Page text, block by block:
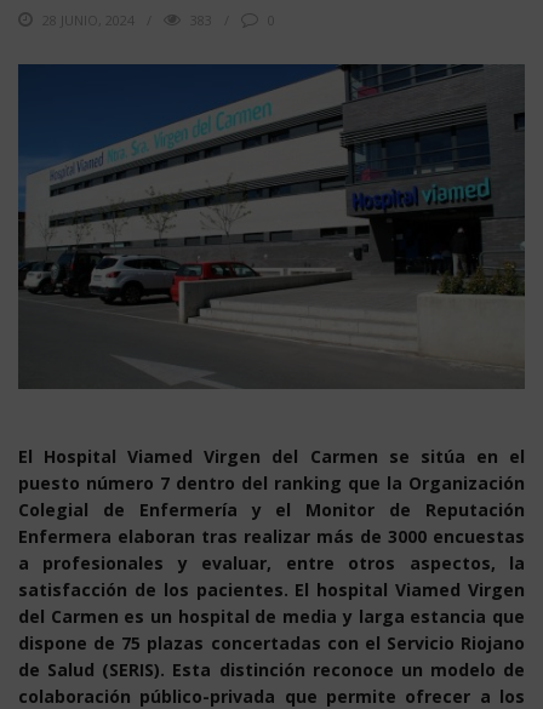
28 JUNIO, 2024
El Hospital Viamed Virgen del Carmen se sitúa en el
puesto número 7 dentro del ranking que la Organización
Colegial de Enfermería y el Monitor de Reputación
Enfermera elaboran tras realizar más de 3000 encuestas
a profesionales y evaluar, entre otros aspectos, la
satisfacción de los pacientes. El hospital Viamed Virgen
del Carmen es un hospital de media y larga estancia que
dispone de 75 plazas concertadas con el Servicio Riojano
de Salud (SERIS). Esta distinción reconoce un modelo de
colaboración público-privada que permite ofrecer a los